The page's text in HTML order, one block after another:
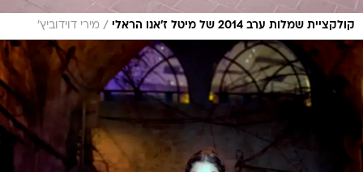
קולקציית שמלות ערב 2014 של מיטל ז'אנו הראלי / מירי דוידוביץ'